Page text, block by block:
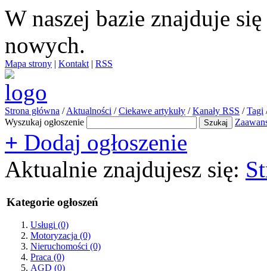
W naszej bazie znajduje się
nowych.
Mapa strony | Kontakt | RSS
Strona główna / Aktualności / Ciekawe artykuły / Kanały RSS / Tagi
Wyszukaj ogłoszenie
+ Dodaj ogłoszenie
Aktualnie znajdujesz się:
Kategorie ogłoszeń
Usługi (0)
Motoryzacja (0)
Nieruchomości (0)
Praca (0)
AGD (0)